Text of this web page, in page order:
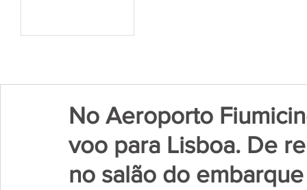
No Aeroporto
voo para Lisboa. De
no salão do